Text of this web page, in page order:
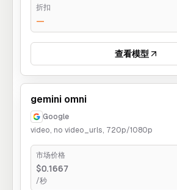
折扣
—
查看模型
gemini omni
Google
video, no video_urls, 720p/1080p
市场价格
$0.1667
/秒